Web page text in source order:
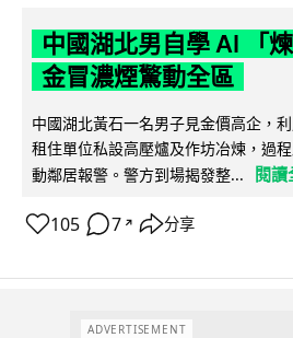
中國湖北男自學 AI 「
金冒濃煙驚動全區
中國湖北黃石一名男子見金價高企，
租住單位私設高壓爐及作坊冶煉，過
動鄰居報警。警方到場揭發整...
閱
105 7 ↗ 分享
ADVERTISEMENT